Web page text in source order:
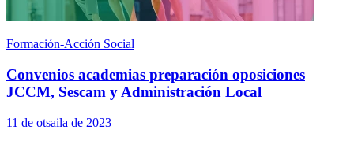
Formación-Acción Social
Convenios academias preparación oposiciones
JCCM, Sescam y Administración Local
11 de otsaila de 2023